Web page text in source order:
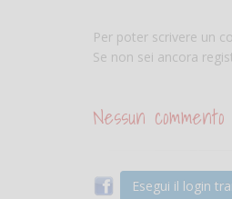
Per poter scrivere un
Se non sei ancora
Nessun
Esegui il login